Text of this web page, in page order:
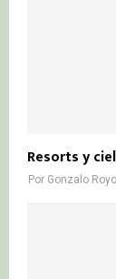
Resorts y
Por Gonzalo